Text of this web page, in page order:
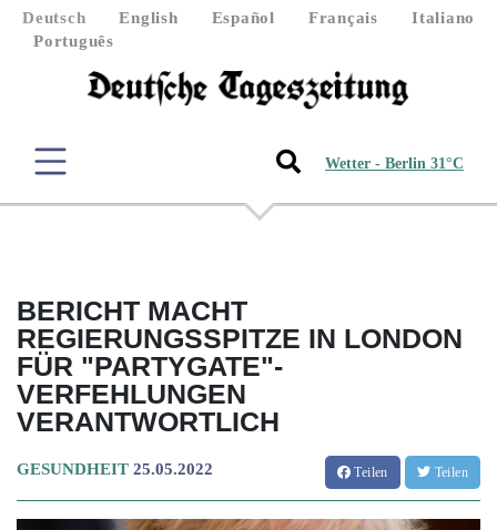
Deutsch English Español Français
Italiano
Português
Wetter - Berlin 31°C
BERICHT MACHT
REGIERUNGSSPITZE IN LONDON
FÜR "PARTYGATE"-
VERFEHLUNGEN
VERANTWORTLICH
GESUNDHEIT 25.05.2022 Teilen Teilen